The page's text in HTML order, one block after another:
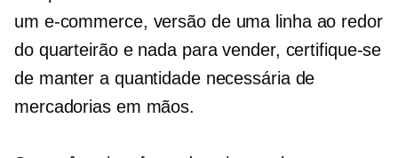
um e-commerce, versão de uma linha ao redor
do quarteirão e nada para vender, certifique-se
de manter a quantidade necessária de
mercadorias em mãos.